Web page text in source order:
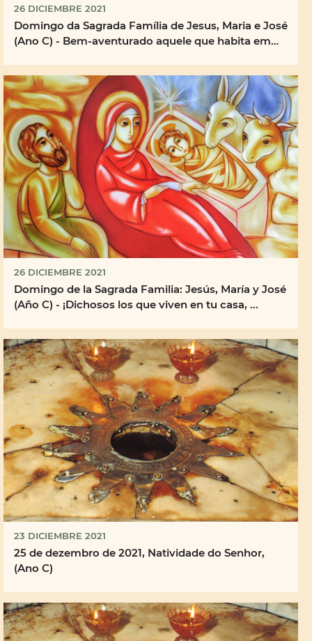
26 DICIEMBRE 2021
Domingo da Sagrada Família de Jesus, Maria e José
(Ano C) - Bem-aventurado aquele que habita em
26 DICIEMBRE 2021
Domingo de la Sagrada Familia: Jesús, María y José
(Año C) - ¡Dichosos los que viven en tu casa, ...
23 DICIEMBRE 2021
25 de dezembro de 2021, Natividade do Senhor,
(Ano C)